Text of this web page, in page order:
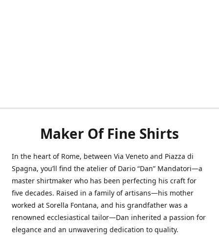
Maker Of Fine Shirts
In the heart of Rome, between Via Veneto and Piazza di
Spagna, you’ll find the atelier of Dario “Dan” Mandatori—a
master shirtmaker who has been perfecting his craft for
five decades. Raised in a family of artisans—his mother
worked at Sorella Fontana, and his grandfather was a
renowned ecclesiastical tailor—Dan inherited a passion for
elegance and an unwavering dedication to quality.